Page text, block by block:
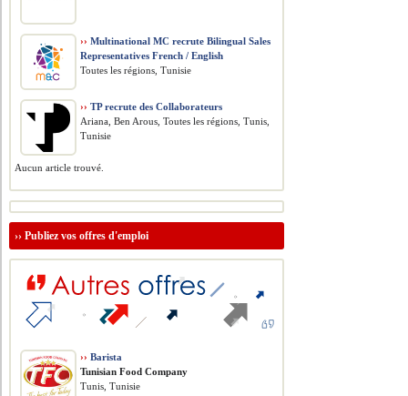
›› Multinational MC recrute Bilingual Sales
Representatives French / English
Toutes les régions, Tunisie
›› TP recrute des Collaborateurs
Ariana, Ben Arous, Toutes les régions, Tunis,
Tunisie
Aucun article trouvé.
››Publiez vos offres d'emploi
›› Barista
Tunisian Food Company
Tunis, Tunisie